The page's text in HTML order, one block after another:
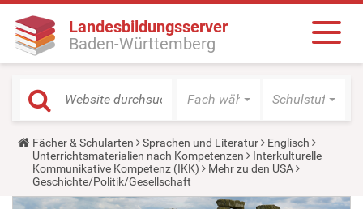
Landesbildungsserver
Baden-Württemberg
Fach wählen Schulstufe
Y
o
u
a
r
Fächer & Schularten Sprachen und Literatur
Englisch
Unterrichtsmaterialien nach Kompetenzen
Interkulturelle
Kommunikative Kompetenz (IKK)
Mehr zu den USA
Geschichte/Politik/Gesellschaft